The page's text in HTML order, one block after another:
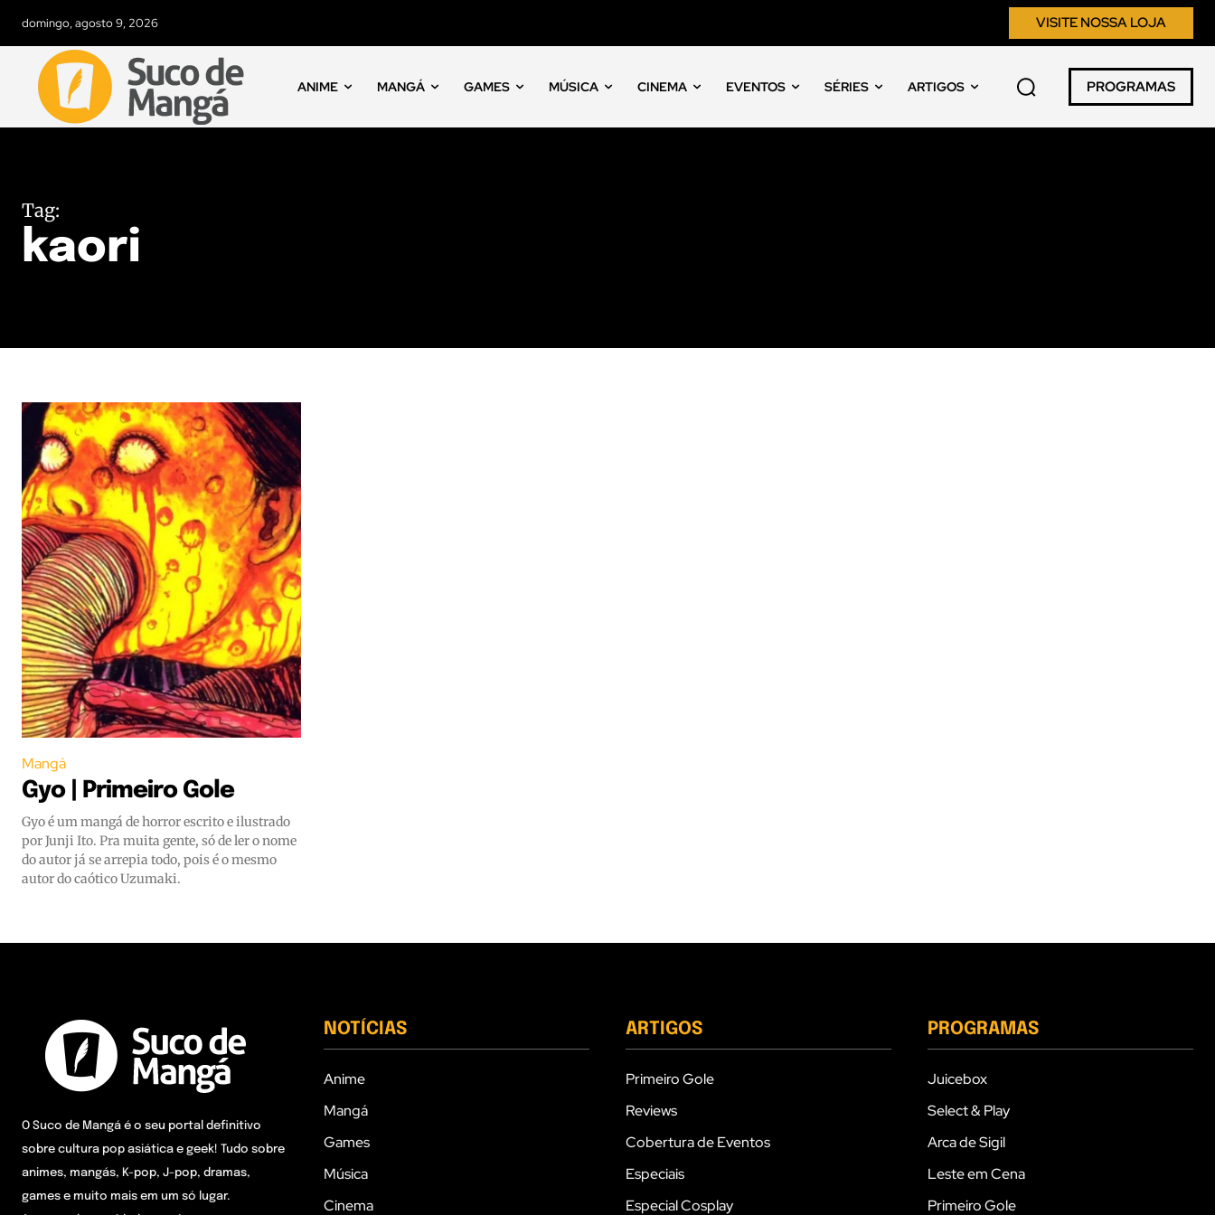
domingo, agosto 9, 2026 VISITE NOSSA LOJA
ANIME MANGÁ GAMES MÚSICA CINEMA EVENTOS SÉRIES ARTIGOS PROGRAMAS
Tag:
kaori
Mangá
Gyo | Primeiro Gole
Gyo é um mangá de horror escrito e ilustrado
por Junji Ito. Pra muita gente, só de ler o nome
do autor já se arrepia todo, pois é o mesmo
autor do caótico Uzumaki.
O Suco de Mangá é o seu portal definitivo
sobre cultura pop asiática e geek! Tudo sobre
animes, mangás, K-pop, J-pop, dramas,
games e muito mais em um só lugar.
NOTÍCIAS
Anime
Mangá
Games
Música
Cinema
ARTIGOS
Primeiro Gole
Reviews
Cobertura de Eventos
Especiais
Especial Cosplay
PROGRAMAS
Juicebox
Select & Play
Arca de Sigil
Leste em Cena
Primeiro Gole